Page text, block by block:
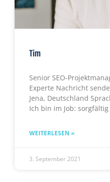
Tim
Senior SEO-
Experte Nachricht
Jena, Deutschland
Ich bin im Job: sorgfältig
WEITERLESEN »
3. September 2021